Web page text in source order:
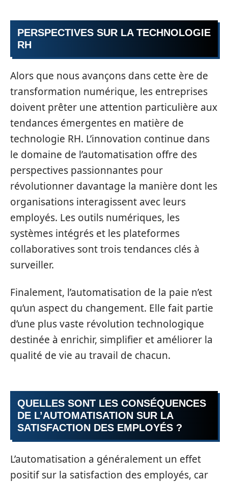
PERSPECTIVES SUR LA TECHNOLOGIE
RH
Alors que nous avançons dans cette ère de
transformation numérique, les entreprises
doivent prêter une attention particulière aux
tendances émergentes en matière de
technologie RH. L’innovation continue dans
le domaine de l’automatisation offre des
perspectives passionnantes pour
révolutionner davantage la manière dont les
organisations interagissent avec leurs
employés. Les outils numériques, les
systèmes intégrés et les plateformes
collaboratives sont trois tendances clés à
surveiller.
Finalement, l’automatisation de la paie n’est
qu’un aspect du changement. Elle fait partie
d’une plus vaste révolution technologique
destinée à enrichir, simplifier et améliorer la
qualité de vie au travail de chacun.
QUELLES SONT LES CONSÉQUENCES
DE L’AUTOMATISATION SUR LA
SATISFACTION DES EMPLOYÉS ?
L’automatisation a généralement un effet
positif sur la satisfaction des employés, car